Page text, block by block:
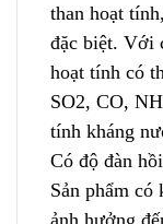
than hoạt
đặc biệt. Với
hoạt tính có
SO2, CO,
tính kháng
Có độ đàn
Sản phẩm có
ảnh hưởng